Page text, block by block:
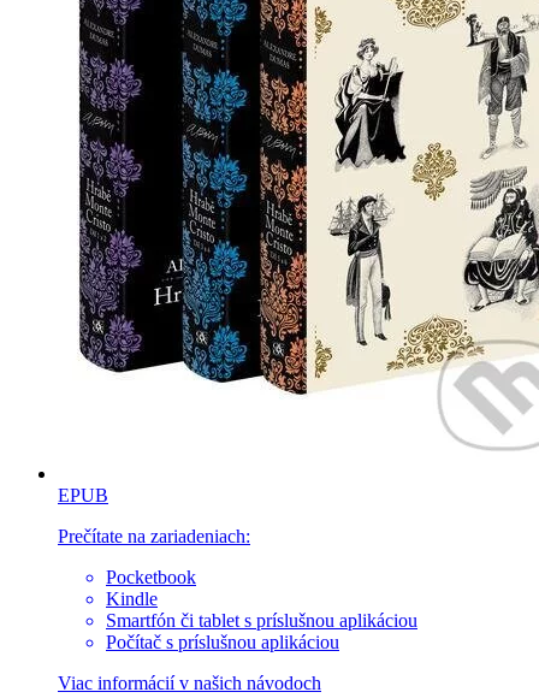
EPUB
Prečítate na zariadeniach:
Pocketbook
Kindle
Smartfón či tablet s príslušnou aplikáciou
Počítač s príslušnou aplikáciou
Viac informácií v našich návodoch